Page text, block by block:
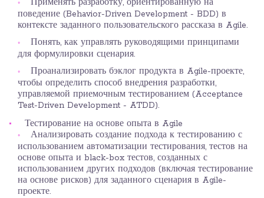
Применять разработку, ориентированную на
поведение (Behavior-Driven Development - BDD) в
контексте заданного пользовательского рассказа в Agile.
Понять, как управлять руководящими принципами
для формулировки сценария.
Проанализировать бэклог продукта в Agile-проекте,
чтобы определить способ внедрения разработки,
управляемой приемочным тестированием (Acceptance
Test-Driven Development - ATDD).
Тестирование на основе опыта в Agile
Анализировать создание подхода к тестированию с
использованием автоматизации тестирования, тестов на
основе опыта и black-box тестов, созданных с
использованием других подходов (включая тестирование
на основе рисков) для заданного сценария в Agile-
проекте.